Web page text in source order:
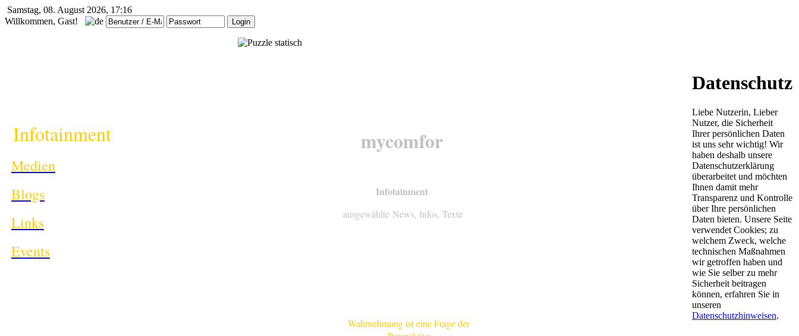
Samstag, 08. August 2026, 17:16
Willkommen, Gast!
Infotainment
Medien
Blogs
Links
Events
mycomfor
Infotainment
ausgewählte News, Infos, Texte
Wahrnehmung ist eine Frageder
Datenschutz
Liebe Nutzerin, Lieber
Nutzer, die Sicherheit
Ihrer persönlichen Daten
ist uns sehr wichtig! Wir
haben deshalb unsere
Datenschutzerklärung
überarbeitet und möchten
Ihnen damit mehr
Transparenz und Kontrolle
über Ihre persönlichen
Daten bieten. Unsere Seite
verwendet Cookies; zu
welchem Zweck, welche
technischen Maßnahmen
wir getroffen haben und
wie Sie selber zu mehr
Sicherheit beitragen
können, erfahren Sie in
unseren
Datenschutzhinweisen.